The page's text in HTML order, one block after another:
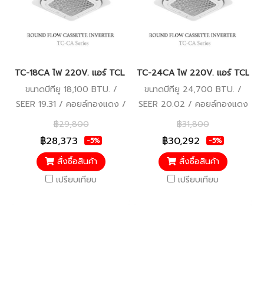
TC-18CA ไฟ 220V. แอร์ TCL รุ่นฝังฝ้าสี่ทิศทาง ระบบ Inverter น้ำย
ขนาดบีทียู 18,100 BTU. /
SEER 19.31 / คอยล์ทองแดง /
รีโมทไร้สาย / WIFI / ประหยัด
ไฟเบอร์ 5 (1 ดาว) / รับประกัน
คอมเพรสเซอร์ 10 ปี/แผงคอยล์
ร้อน-คอยล์เย็น 5 ปี/อะไหล่
ภายในตัวเครื่อง 5 ปี
฿29,800
฿28,373 -5%
สั่งซื้อสินค้า
เปรียบเทียบ
TC-24CA ไฟ 220V. แอร์ TCL รุ่
ขนาดบีทียู 24,700 BTU. /
SEER 20.02 / คอยล์ทองแดง
/ รีโมทไร้สาย / WIFI / ประหยัด
ไฟเบอร์ 5 (2 ดาว) / รับประกัน
คอมเพรสเซอร์ 10 ปี/แผงคอยล์
ร้อน-คอยล์เย็น 5 ปี/อะไหล่
ภายในตัวเครื่อง 5 ปี
฿31,800
฿30,292 -5%
สั่งซื้อสินค้า
เปรียบเทียบ